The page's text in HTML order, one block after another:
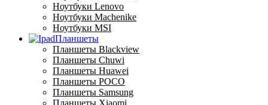
Ноутбуки Lenovo
Ноутбуки Machenike
Ноутбуки MSI
Планшеты
Планшеты Blackview
Планшеты Chuwi
Планшеты Huawei
Планшеты POCO
Планшеты Samsung